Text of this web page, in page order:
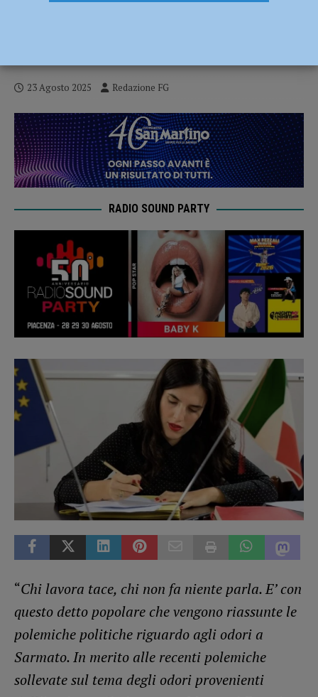
Cattivi odori a Sarmato, il sindaco:
23 Agosto 2025 Redazione FG
RADIO SOUND PARTY
“Chi lavora tace, chi non fa niente parla. E’ con
questo detto popolare che vengono riassunte le
polemiche politiche riguardo agli odori a
Sarmato. In merito alle recenti polemiche
sollevate sul tema degli odori provenienti